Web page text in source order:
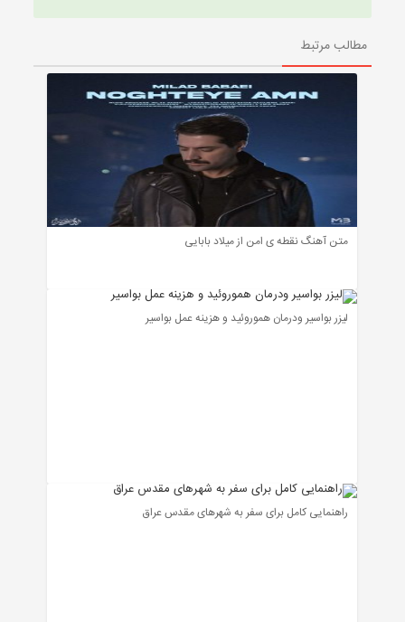
مطالب مرتبط
متن آهنگ نقطه ی امن از میلاد بابایی
لیزر بواسیر ودرمان هموروئید و هزینه عمل بواسیر
راهنمایی کامل برای سفر به شهرهای مقدس عراق